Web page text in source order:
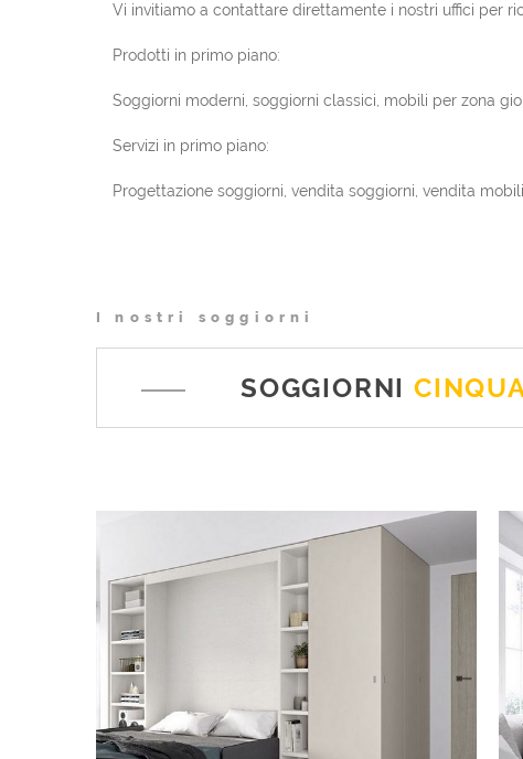
Vi invitiamo a contattare direttamente i nostri uffici per
Prodotti in primo piano:
Soggiorni moderni, soggiorni classici, mobili per zona
Servizi in primo piano:
Progettazione soggiorni, vendita soggiorni, vendita
I nostri soggiorni
SOGGIORNI